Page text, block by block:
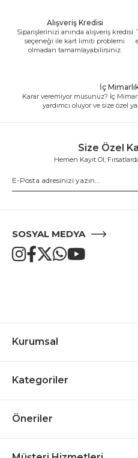
Alışveriş Kredisi
Siparişlerinizi anında alışveriş kredisi
seçeneği ile kart limiti problemi
olmadan tamamlayabilirsiniz.
İç
Karar veremiyor musunuz? İç
yardımcı oluyor ve size özel
Size Özel
Hemen Kayıt Ol,
SOSYAL MEDYA
Kurumsal
Kategoriler
Öneriler